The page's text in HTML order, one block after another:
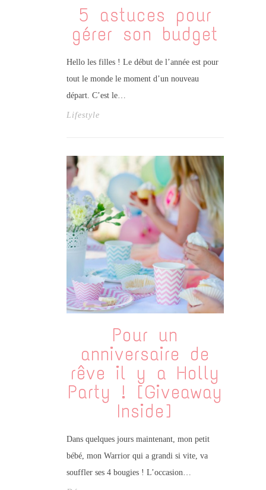
5 astuces pour
gérer son budget
Hello les filles ! Le début de l’année est pour
tout le monde le moment d’un nouveau
départ. C’est le…
Lifestyle
Pour un
anniversaire de
rêve il y a Holly
Party ! [Giveaway
Inside]
Dans quelques jours maintenant, mon petit
bébé, mon Warrior qui a grandi si vite, va
souffler ses 4 bougies ! L’occasion…